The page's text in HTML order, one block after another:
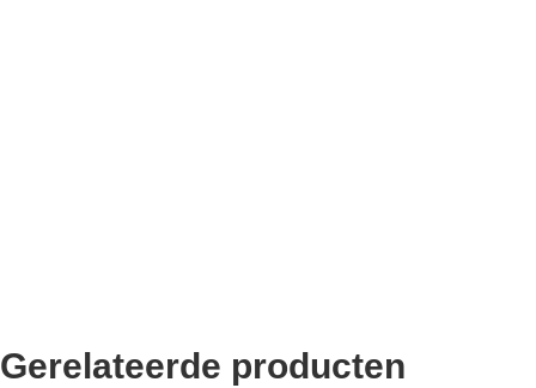
Gerelateerde producten